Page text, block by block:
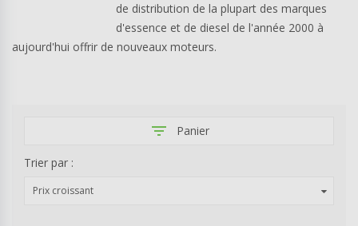
de distribution de la plupart des marques
d'essence et de diesel de l'année 2000 à
aujourd'hui offrir de nouveaux moteurs.
filter_list Panier
Trier par :
Prix croissant